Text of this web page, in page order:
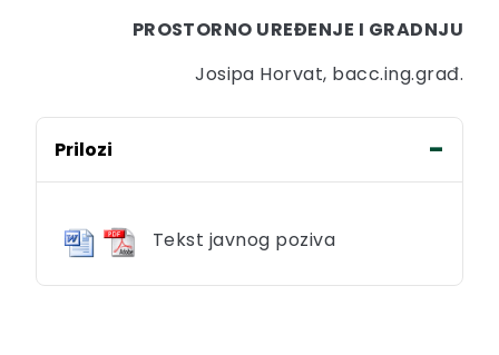
PROSTORNO UREĐENJE I GRADNJU
Josipa Horvat, bacc.ing.građ.
Prilozi
Tekst javnog poziva